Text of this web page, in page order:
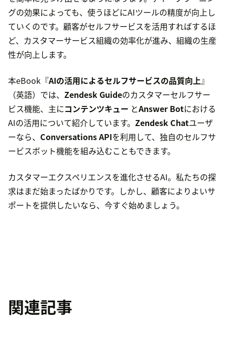
グの効果によっても、使うほどにAIツールの精度が向上し
ていくのです。顧客がセルフサービスを活用すればするほ
ど、カスタマーサービス組織の効率化が進み、組織の生産
性が向上します。
本eBook『AIの活用によるセルフサービスの品質向上』
（英語）では、 Zendesk Guideのカスタマーセルフサー
ビス機能、主にコンテンツキュー とAnswer Botにおける
AIの活用について紹介しています。 Zendesk Chatユーザ
ーなら、 Conversations APIを利用して、独自のセルフサ
ービスボット機能を組み込むこともできます。
カスタマーエクスペリエンスを進化させるAI。私たちの探
求はまだ始まったばかりです。しかし、顧客によりよいサ
ポートを提供したいなら、今すぐ始めましょう。
関連記事